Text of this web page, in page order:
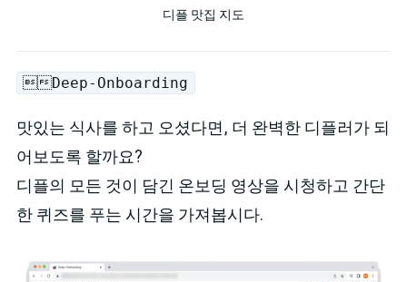
디플 맛집 지도
Deep-Onboarding
맛있는 식사를 하고 오셨다면, 더 완벽한 디플러가 되
어보도록 할까요?
디플의 모든 것이 담긴 온보딩 영상을 시청하고 간단
한 퀴즈를 푸는 시간을 가져봅시다.